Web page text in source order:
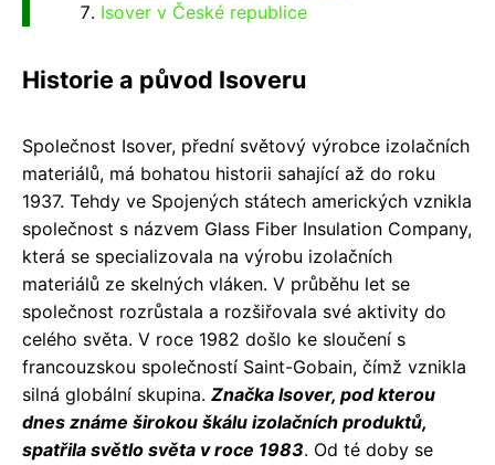
Isover v České republice
Historie a původ Isoveru
Společnost Isover, přední světový výrobce izolačních
materiálů, má bohatou historii sahající až do roku
1937. Tehdy ve Spojených státech amerických vznikla
společnost s názvem Glass Fiber Insulation Company,
která se specializovala na výrobu izolačních
materiálů ze skelných vláken. V průběhu let se
společnost rozrůstala a rozšiřovala své aktivity do
celého světa. V roce 1982 došlo ke sloučení s
francouzskou společností Saint-Gobain, čímž vznikla
silná globální skupina. Značka Isover, pod kterou
dnes známe širokou škálu izolačních produktů,
spatřila světlo světa v roce 1983. Od té doby se